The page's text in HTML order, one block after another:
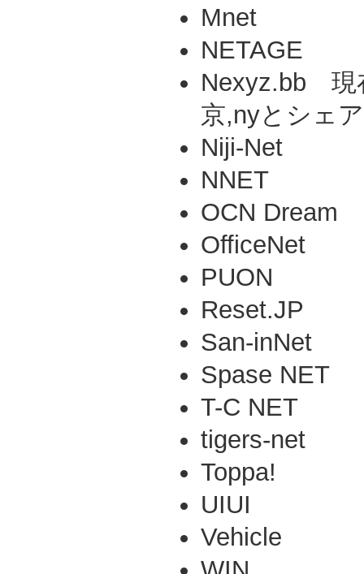
Mnet
NETAGE
Nexyz.bb 現
京,nyとシェ
Niji-Net
NNET
OCN Dream
OfficeNet
PUON
Reset.JP
San-inNet
Spase NET
T-C NET
tigers-net
Toppa!
UIUI
Vehicle